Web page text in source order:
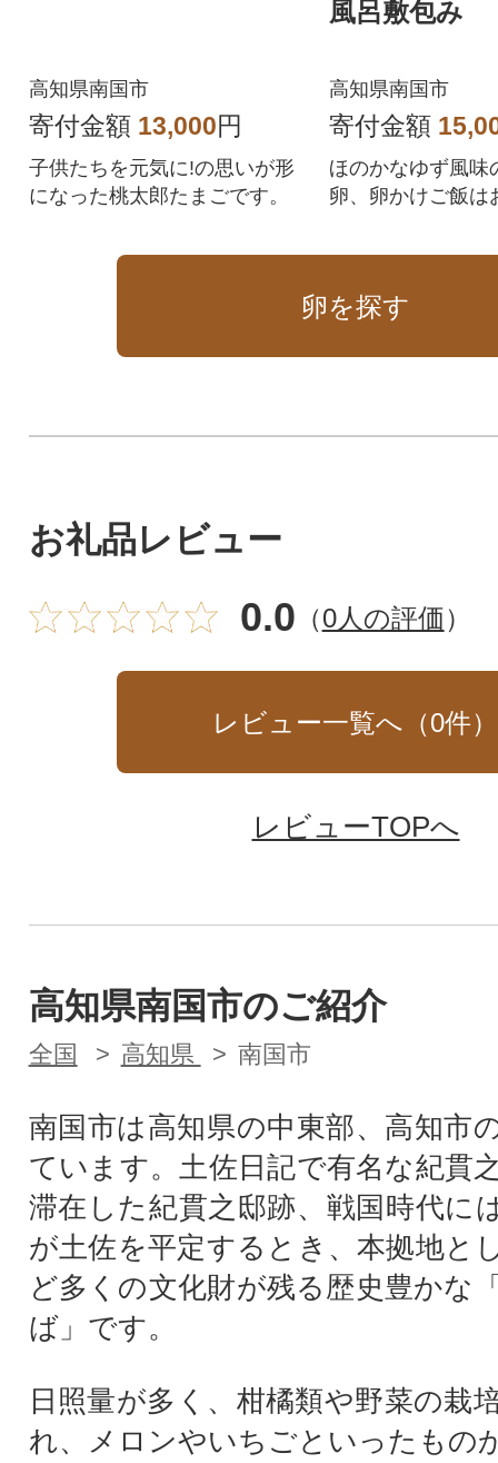
高知県南国市
寄付金額 13,000円
子供たちを元気に!の思いが形
になった桃太郎たまごです。
風呂敷包み
高知県南国市
寄付金額
ほのかなゆず風味
卵、卵かけご飯は
卵を探す
お礼品レビュー
0.0 （0人の評価）
レビュー一覧へ（0件）
レビューTOPへ
高知県南国市のご紹介
全国 高知県 南国市
南国市は高知県の中東部、高知市
ています。土佐日記で有名な紀貫
滞在した紀貫之邸跡、戦国時代に
が土佐を平定するとき、本拠地と
ど多くの文化財が残る歴史豊かな
ば」です。
日照量が多く、柑橘類や野菜の栽
れ、メロンやいちごといったもの